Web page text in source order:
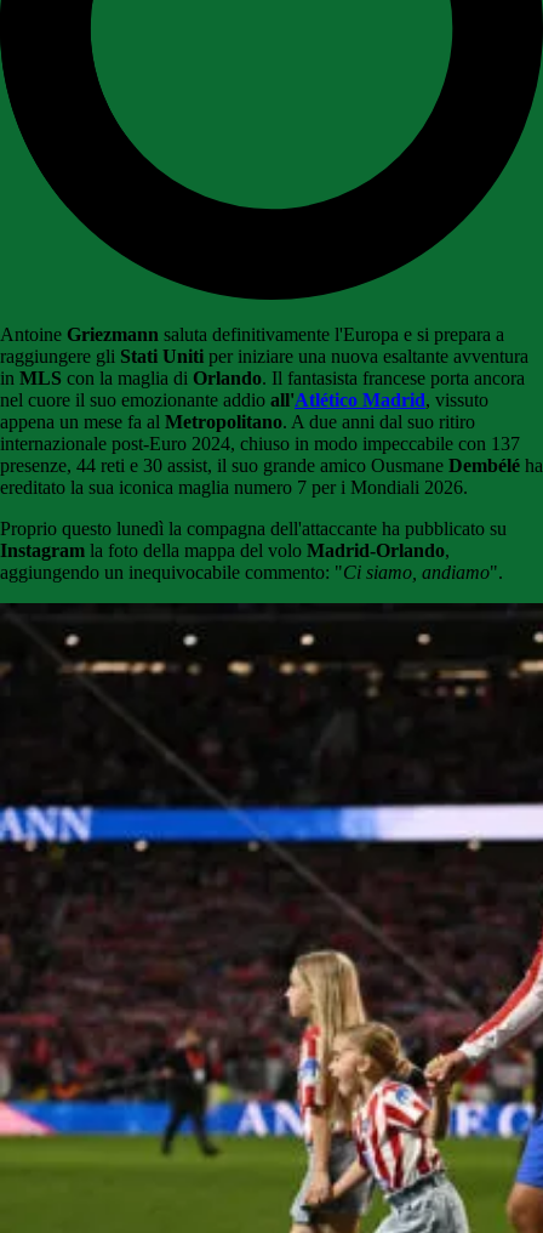
Antoine Griezmann saluta definitivamente l'Europa e si prepara a
raggiungere gli Stati Uniti per iniziare una nuova esaltante avventura
in MLS con la maglia di Orlando. Il fantasista francese porta ancora
nel cuore il suo emozionante addio all'Atlético Madrid, vissuto
appena un mese fa al Metropolitano. A due anni dal suo ritiro
internazionale post-Euro 2024, chiuso in modo impeccabile con 137
presenze, 44 reti e 30 assist, il suo grande amico Ousmane Dembélé ha
ereditato la sua iconica maglia numero 7 per i Mondiali 2026.
Proprio questo lunedì la compagna dell'attaccante ha pubblicato su
Instagram la foto della mappa del volo Madrid-Orlando,
aggiungendo un inequivocabile commento: "Ci siamo, andiamo".